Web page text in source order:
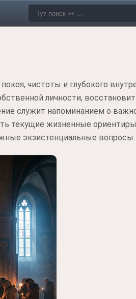
чистоты и глубокого
личности,
служит напоминанием о
текущие жизненные
экзистенциальные вопросы.